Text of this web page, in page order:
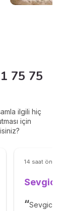
75 75
ilgili hiç
için
14 saat